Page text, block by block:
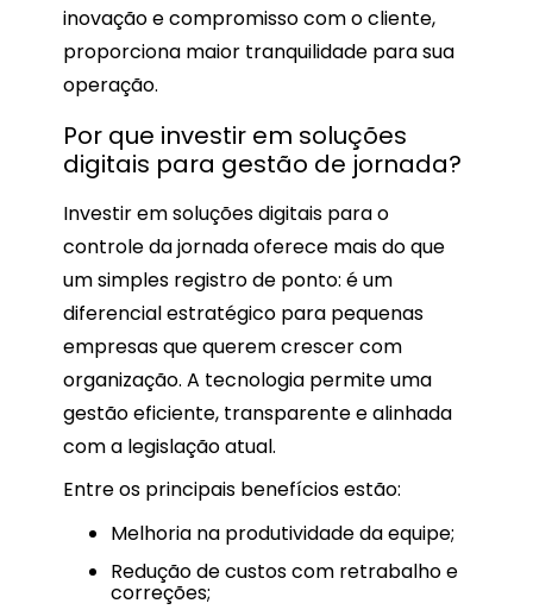
inovação e compromisso com o cliente,
proporciona maior tranquilidade para sua
operação.
Por que investir em soluções
digitais para gestão de jornada?
Investir em soluções digitais para o
controle da jornada oferece mais do que
um simples registro de ponto: é um
diferencial estratégico para pequenas
empresas que querem crescer com
organização. A tecnologia permite uma
gestão eficiente, transparente e alinhada
com a legislação atual.
Entre os principais benefícios estão:
Melhoria na produtividade da equipe;
Redução de custos com retrabalho e
correções;